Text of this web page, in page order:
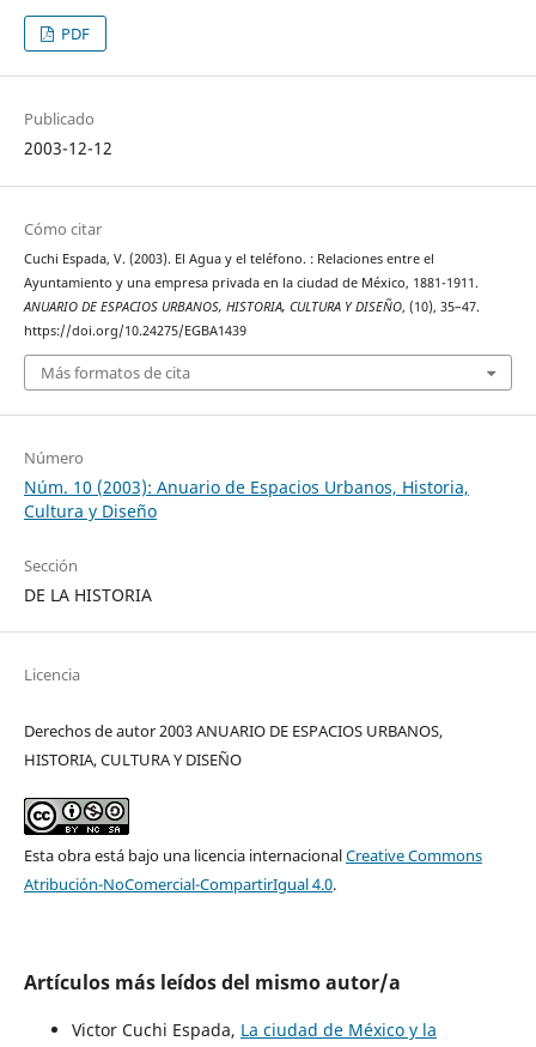
PDF
Publicado
2003-12-12
Cómo citar
Cuchi Espada, V. (2003). El Agua y el teléfono. : Relaciones entre el
Ayuntamiento y una empresa privada en la ciudad de México, 1881-1911.
ANUARIO DE ESPACIOS URBANOS, HISTORIA, CULTURA Y DISEÑO, (10), 35–47.
https://doi.org/10.24275/EGBA1439
Más formatos de cita
Número
Núm. 10 (2003): Anuario de Espacios Urbanos, Historia,
Cultura y Diseño
Sección
DE LA HISTORIA
Licencia
Derechos de autor 2003 ANUARIO DE ESPACIOS URBANOS,
HISTORIA, CULTURA Y DISEÑO
Esta obra está bajo una licencia internacionalCreative Commons
Atribución-NoComercial-CompartirIgual 4.0.
Artículos más leídos del mismo autor/a
Victor Cuchi Espada, La ciudad de México y la